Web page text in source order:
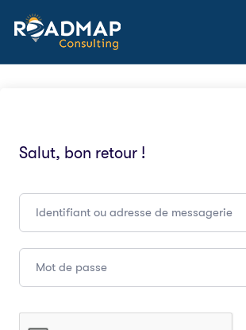
Salut, bon retour !